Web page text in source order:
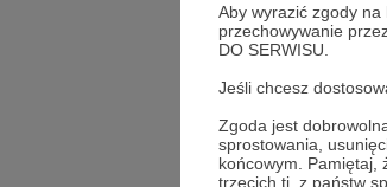
Aby wyrazić zgody
przechowywanie
DO SERWISU.
Jeśli chcesz
Zgoda jest
sprostowania,
końcowym. Pamiętaj,
trzecich tj. z państw